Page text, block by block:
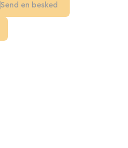
Send en besked